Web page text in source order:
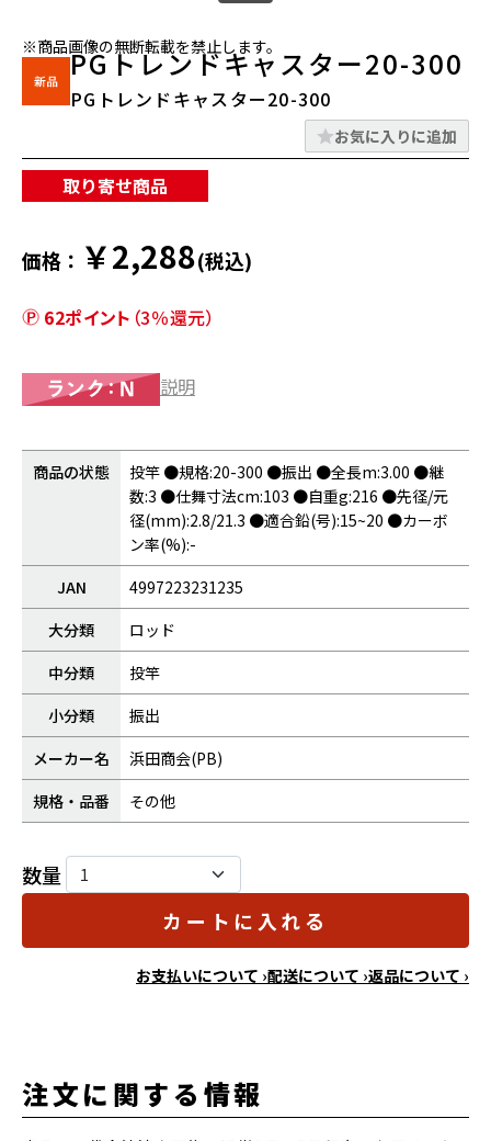
※商品画像の無断転載を禁止します。
PGトレンドキャスター20-300
PGトレンドキャスター20-300
お気に入りに追加
取り寄せ商品
価格： ￥2,288(税込)
62ポイント （3％還元）
説明
商品の状態
投竿 ●規格:20-300 ●振出 ●全長m:3.00 ●継
数:3 ●仕舞寸法cm:103 ●自重g:216 ●先径/元
径(mm):2.8/21.3 ●適合鉛(号):15~20 ●カーボ
ン率(%):-
JAN
4997223231235
大分類
ロッド
中分類
投竿
小分類
振出
メーカー名
浜田商会(PB)
規格・品番
その他
数量
カートに入れる
お支払いについて ›配送について ›返品について ›
注文に関する情報